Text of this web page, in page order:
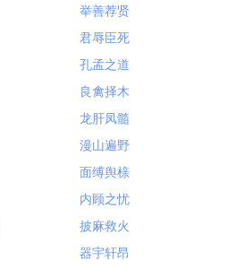
举善荐贤
君辱臣死
孔孟之道
良禽择木
龙肝凤髓
漫山遍野
面缚舆榇
内顾之忧
披麻救火
器宇轩昂